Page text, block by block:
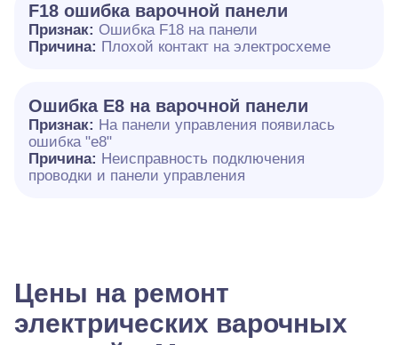
F18 ошибка варочной панели
Признак: Ошибка F18 на панели
Причина: Плохой контакт на электросхеме
Ошибка E8 на варочной панели
Признак: На панели управления появилась
ошибка "e8"
Причина: Неисправность подключения
проводки и панели управления
Цены на ремонт
электрических варочных